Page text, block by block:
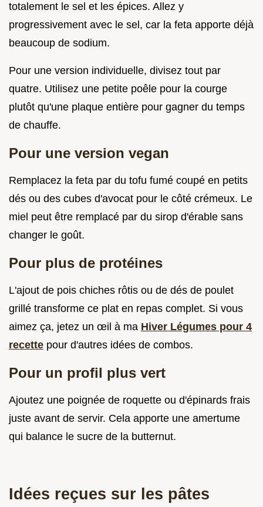
totalement le sel et les épices. Allez y
progressivement avec le sel, car la feta apporte déjà
beaucoup de sodium.
Pour une version individuelle, divisez tout par
quatre. Utilisez une petite poêle pour la courge
plutôt qu'une plaque entière pour gagner du temps
de chauffe.
Pour une version vegan
Remplacez la feta par du tofu fumé coupé en petits
dés ou des cubes d'avocat pour le côté crémeux. Le
miel peut être remplacé par du sirop d'érable sans
changer le goût.
Pour plus de protéines
L'ajout de pois chiches rôtis ou de dés de poulet
grillé transforme ce plat en repas complet. Si vous
aimez ça, jetez un œil à ma Hiver Légumes pour 4
recette pour d'autres idées de combos.
Pour un profil plus vert
Ajoutez une poignée de roquette ou d'épinards frais
juste avant de servir. Cela apporte une amertume
qui balance le sucre de la butternut.
Idées reçues sur les pâtes